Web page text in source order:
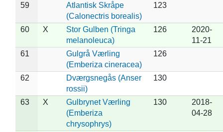
59
Atlantisk Skråpe
(Calonectris borealis)
123
60 X
Stor Gulben (Tringa
melanoleuca)
126
2020-
11-21
61
Gulgrå Værling
(Emberiza cineracea)
126
62
Dværgsnegås (Anser
rossii)
130
63 X
Gulbrynet Værling
(Emberiza
chrysophrys)
130
2018-
04-28